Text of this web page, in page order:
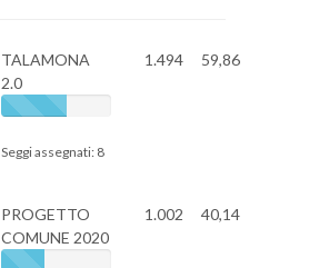
TALAMONA
2.0
Seggi assegnati: 8
1.494 59,86
PROGETTO
COMUNE 2020
1.002 40,14